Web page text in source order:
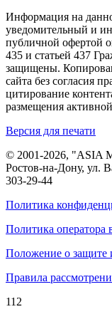
Информация на
уведомительный и
публичной офертой
435 и статьей 437
защищены.
сайта без согласия
цитирование
размещения
Версия для печати
© 2001-2026, "ASIA
Ростов-на-Дону, ул.
303-29-44
Политика
Политика
Положение о защите
Правила
112